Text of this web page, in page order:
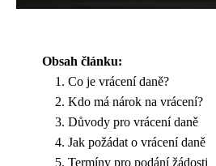
Obsah článku:
Co je vrácení daně?
Kdo má nárok na vrácení?
Důvody pro vrácení daně
Jak požádat o vrácení daně
Termíny pro podání žádosti